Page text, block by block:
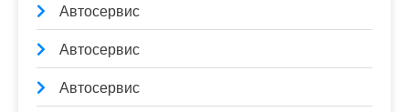
Автосервис
Автосервис
Автосервис